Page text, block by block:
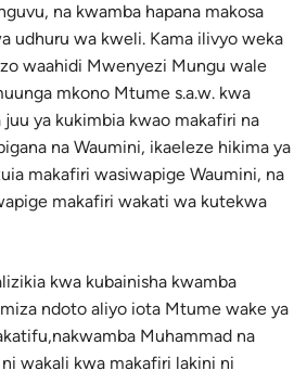
na kwamba hapana makosa
udhuru wa kweli. Kama ilivyo weka
waahidi Mwenyezi Mungu wale
mkono Mtume s.a.w. kwa
ya kukimbia kwao makafiri na
na Waumini, ikaeleze hikima ya
makafiri wasiwapige Waumini, na
makafiri wakati wa kutekwa
kwa kubainisha kwamba
ndoto aliyo iota Mtume wake ya
Muhammad na
wakali kwa makafiri lakini ni